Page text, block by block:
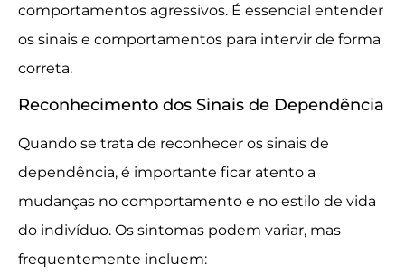
comportamentos agressivos. É essencial entender
os sinais e comportamentos para intervir de forma
correta.
Reconhecimento dos Sinais de Dependência
Quando se trata de reconhecer os sinais de
dependência, é importante ficar atento a
mudanças no comportamento e no estilo de vida
do indivíduo. Os sintomas podem variar, mas
frequentemente incluem: